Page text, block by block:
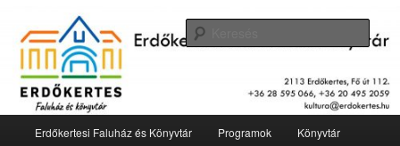
elsődleges
tartalomraErdőkertesi Faluház és Könyvtár
Erdőkertesi Faluház és Könyvtár Programok Könyvtár